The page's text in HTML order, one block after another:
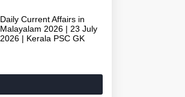
Daily Current Affairs in
Malayalam 2026 | 23 July
2026 | Kerala PSC GK